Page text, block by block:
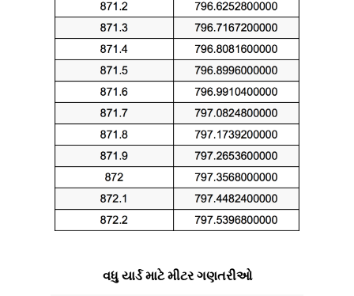
વધુ યાર્ડ માટે મીટર ગણતરીઓ